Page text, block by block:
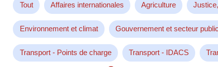
Tout Affaires internationales Agriculture
Environnement et climat Gouvernement et secteur public
Transport - Points de charge Transport - IDACS